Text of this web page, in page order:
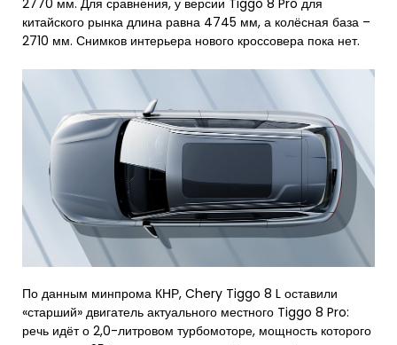
китайского рынка длина равна 4745 мм, а колёсная база –
2710 мм. Снимков интерьера нового кроссовера пока нет.
По данным минпрома КНР, Chery Tiggo 8 L оставили
«старший» двигатель актуального местного Tiggo 8 Pro:
речь идёт о 2,0-литровом турбомоторе, мощность которого